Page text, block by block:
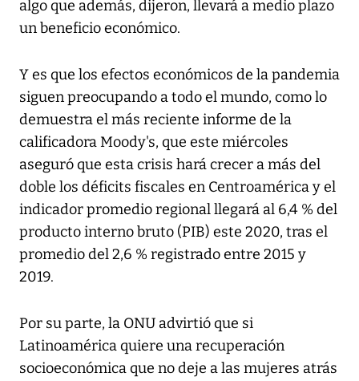
algo que además, dijeron, llevará a medio plazo
un beneficio económico.
Y es que los efectos económicos de la pandemia
siguen preocupando a todo el mundo, como lo
demuestra el más reciente informe de la
calificadora Moody's, que este miércoles
aseguró que esta crisis hará crecer a más del
doble los déficits fiscales en Centroamérica y el
indicador promedio regional llegará al 6,4 % del
producto interno bruto (PIB) este 2020, tras el
promedio del 2,6 % registrado entre 2015 y
2019.
Por su parte, la ONU advirtió que si
Latinoamérica quiere una recuperación
socioeconómica que no deje a las mujeres atrás